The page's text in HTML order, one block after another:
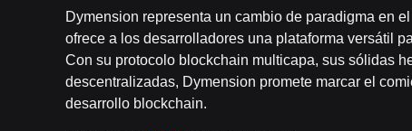
Dymension representa un cambio de paradigma en
ofrece a los desarrolladores una plataforma versátil
Con su protocolo blockchain multicapa, sus sólidas
descentralizadas, Dymension promete marcar el
desarrollo blockchain.